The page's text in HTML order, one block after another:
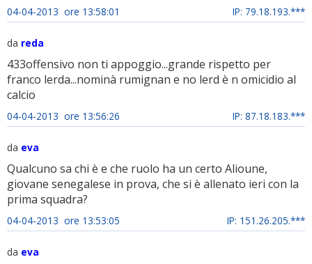
04-04-2013 ore 13:58:01 IP: 79.18.193.***
da reda
433offensivo non ti appoggio...grande rispetto per
franco lerda...nominà rumignan e no lerd è n omicidio al
calcio
04-04-2013 ore 13:56:26 IP: 87.18.183.***
da eva
Qualcuno sa chi è e che ruolo ha un certo Alioune,
giovane senegalese in prova, che si è allenato ieri con la
prima squadra?
04-04-2013 ore 13:53:05 IP: 151.26.205.***
da eva